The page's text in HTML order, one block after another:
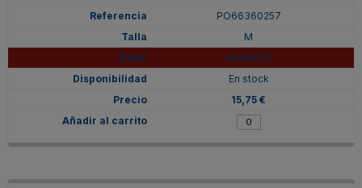
PO66360257
M
GRANATE
En stock
15,75 €